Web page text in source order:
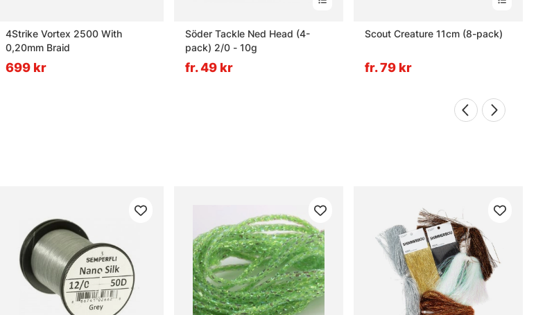
4Strike Vortex 2500 With
0,20mm Braid
699 kr
Söder Tackle Ned Head (4-
pack) 2/0 - 10g
fr. 49 kr
Scout Creature 11cm (8-pack)
fr. 79 kr